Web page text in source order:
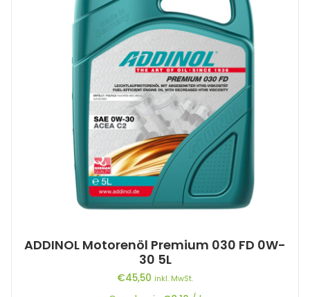
ADDINOL Motorenöl Premium 030 FD 0W-
30 5L
€45,50 inkl. MwSt.